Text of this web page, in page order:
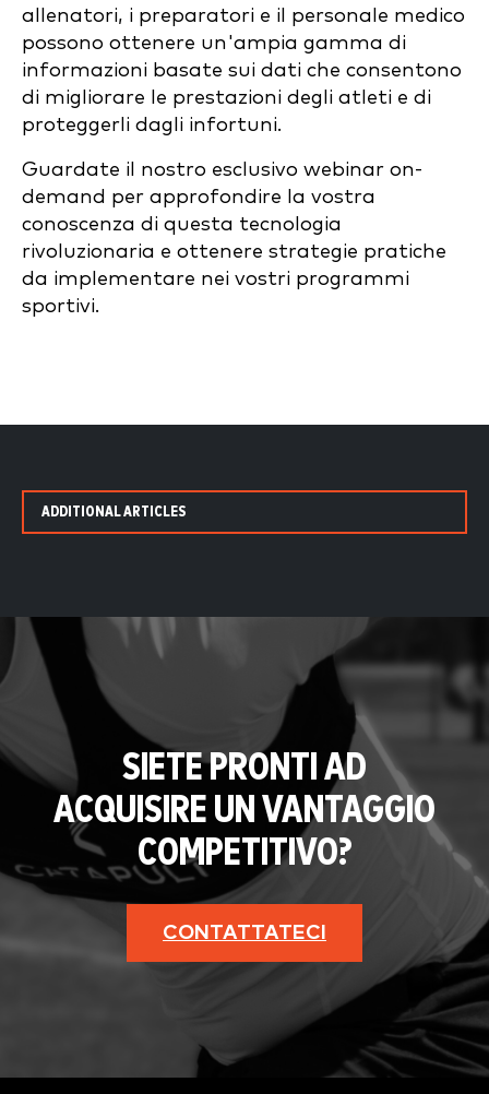
allenatori, i preparatori e il personale medico
possono ottenere un'ampia gamma di
informazioni basate sui dati che consentono
di migliorare le prestazioni degli atleti e di
proteggerli dagli infortuni.
Guardate il nostro esclusivo webinar on-
demand per approfondire la vostra
conoscenza di questa tecnologia
rivoluzionaria e ottenere strategie pratiche
da implementare nei vostri programmi
sportivi.
ADDITIONAL ARTICLES
SIETE PRONTI AD
ACQUISIRE UN VANTAGGIO
COMPETITIVO?
CONTATTATECI